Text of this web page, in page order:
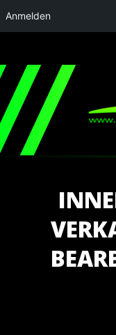
Anmelden